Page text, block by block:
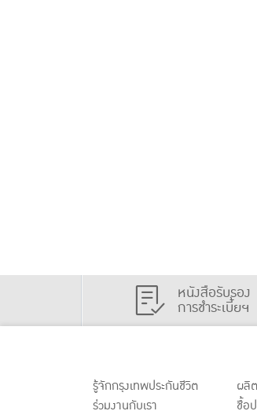
หนังสือรับรอง
การชำระเบี้ยฯ
รู้จักกรุงเทพประกันชีวิต
ร่วมงานกับเรา
ผลิ
ชื้อ